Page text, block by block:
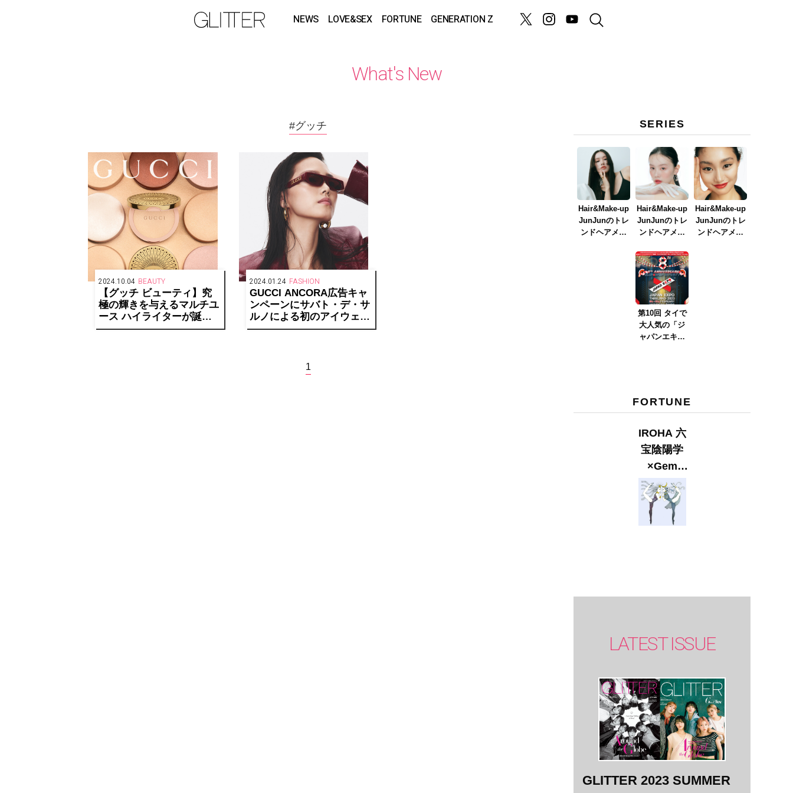
NEWS LOVE&SEX FORTUNE GENERATION Z
What's New
#グッチ
2024.10.04 BEAUTY
【グッチ ビューティ】究
極の輝きを与えるマルチユ
ース ハイライターが誕生
グッチ グロウ ハイライタ
2024.01.24 FASHION
GUCCI ANCORA広告キャ
ンペーンにサバト・デ・サ
ルノによる初のアイウェア
が登場
1
SERIES
Hair&Make-up
JunJunのトレ
ンドヘアメイ
Hair&Make-up
JunJunのトレ
ンドヘアメイ
イク
ver.2023』
Hair&Make-up
JunJunのトレ
ンドヘアメイ
第10回 タイで
大人気の「ジ
ャパンエキス
FORTUNE
IROHA 六
宝陰陽学
×Gem
Muse
【GLITTER
2023
LATEST ISSUE
GLITTER 2023 SUMMER